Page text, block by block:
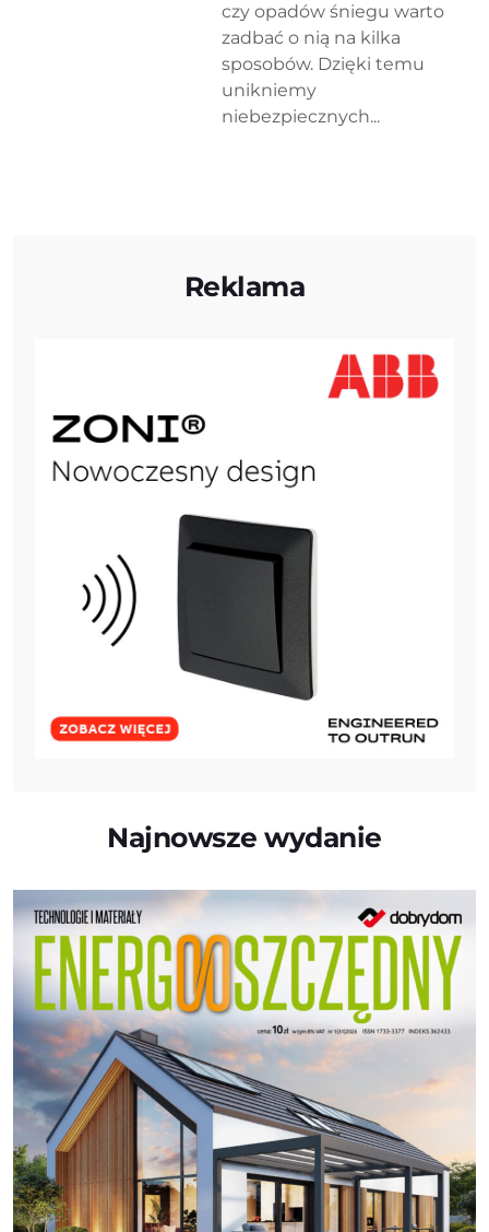
czy opadów śniegu warto
zadbać o nią na kilka
sposobów. Dzięki temu
unikniemy
niebezpiecznych...
Reklama
Najnowsze wydanie